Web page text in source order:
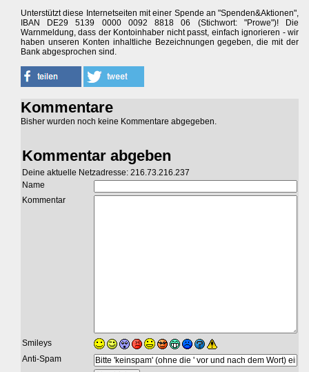
Unterstützt diese Internetseiten mit einer Spende an "Spenden&Aktionen",
IBAN DE29 5139 0000 0092 8818 06 (Stichwort: "Prowe")! Die
Warnmeldung, dass der Kontoinhaber nicht passt, einfach ignorieren - wir
haben unseren Konten inhaltliche Bezeichnungen gegeben, die mit der
Bank abgesprochen sind.
Kommentare
Bisher wurden noch keine Kommentare abgegeben.
Kommentar abgeben
Deine aktuelle Netzadresse: 216.73.216.237
Name
Kommentar
Smileys
Anti-Spam